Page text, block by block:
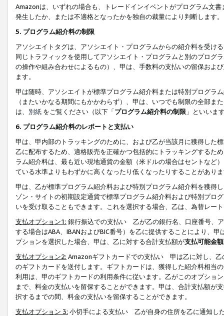
Amazonは、いずれの場合も、トレードインイベントがプログラム文
発生したか、または不適格となったかを独自の裁量により判断します。
5. プログラム紹介料の制限
アソシエイトタグは、アソシエイト・プログラムからの紹介料を受け
同じトラフィックを使用してアソシエイト・プログラムと別のプログ
の操作や組み合わせによるもの）、甲は、手数料の支払いの留保およ
ます。
甲は随時、アソシエイトが標準プログラム紹介料または特別プログラ
（またいかなる期間にもかかわらず）、甲は、いつでも制限の全部
は、 別紙 をご覧ください（以下「プログラム紹介料の制限 」といいま
6. プログラム紹介料のレポートと支払い
甲は、甲内部のトラッキングのために、および乙が当該月に獲得した
乙に配布するため、適格販売を正確かつ包括的にトラッキングするた
ラム紹介料は、最も近い現地通貨の金額（米ドルの場合はセントなど
ている水準よりもわずかに高くなったり低くなったりすることがあり
甲は、乙が標準プログラム紹介料および特別プログラム紹介料を獲得
ゾン・サイトの初期設定通貨で標準プログラム紹介料および特別プロ
いを受け取ることもできます。これを選択する場合、乙は、為替レー
支払オプション1: 銀行振込での支払い 乙が乙の銀行名、口座番号、
する場合はABA、IBANおよびBIC番号）を乙に提供することにより、
プションを選択した場合、甲は、乙に対する合計支払額が支払可能金
支払オプション2: Amazonギフトカードでの支払い 甲は乙に対し、乙
のギフトカードを送付します。ギフトカードは、獲得した紹介料相当
利用は、甲のギフトカードの利用条件に従います。乙がこのオプショ
まで、料金の支払いを留保することができます。甲は、合計支払額が
択するまでの間、料金の支払いを留保することができます。
支払オプション 3: 小切手による支払い 乙が自身の住所を乙に通知し